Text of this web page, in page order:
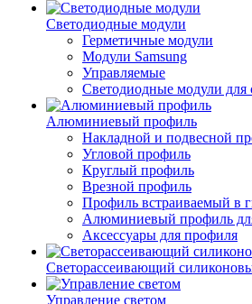
Светодиодные модули
Герметичные модули
Модули Samsung
Управляемые
Светодиодные модули для
Алюминиевый профиль
Накладной и подвесной
Угловой профиль
Круглый профиль
Врезной профиль
Профиль встраиваемый в
Алюминиевый профиль
Аксессуары для профиля
Светорассеивающий
Управление светом